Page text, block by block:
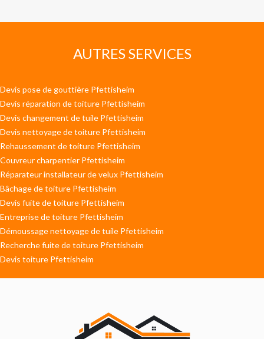
AUTRES SERVICES
Devis pose de gouttière Pfettisheim
Devis réparation de toiture Pfettisheim
Devis changement de tuile Pfettisheim
Devis nettoyage de toiture Pfettisheim
Rehaussement de toiture Pfettisheim
Couvreur charpentier Pfettisheim
Réparateur installateur de velux Pfettisheim
Bâchage de toiture Pfettisheim
Devis fuite de toiture Pfettisheim
Entreprise de toiture Pfettisheim
Démoussage nettoyage de tuile Pfettisheim
Recherche fuite de toiture Pfettisheim
Devis toiture Pfettisheim